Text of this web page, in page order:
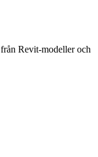
Revit-modeller och